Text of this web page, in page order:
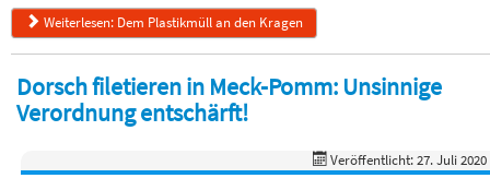
Weiterlesen: Dem Plastikmüll an den Kragen
Dorsch filetieren in Meck-Pomm: Unsinnige
Verordnung entschärft!
Veröffentlicht: 27. Juli 2020